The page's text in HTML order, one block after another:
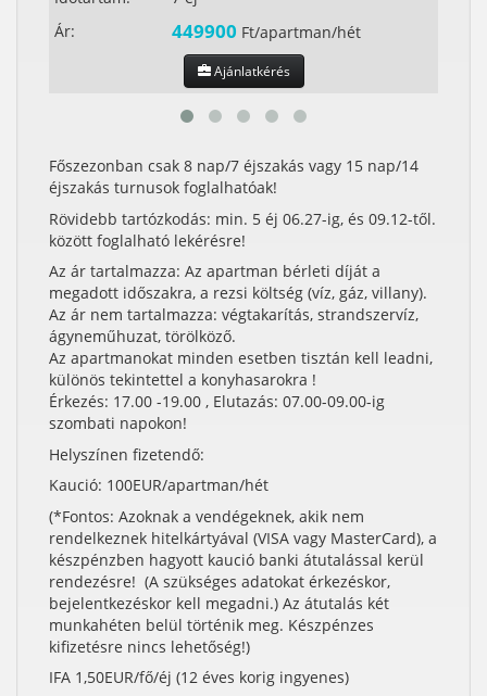
Ár:
449900 Ft/apartman/hét
Ajánlatkérés
Főszezonban csak 8 nap/7 éjszakás vagy 15 nap/14
éjszakás turnusok foglalhatóak!
Rövidebb tartózkodás: min. 5 éj 06.27-ig, és 09.12-től.
között foglalható lekérésre!
Az ár tartalmazza: Az apartman bérleti díját a
megadott időszakra, a rezsi költség (víz, gáz, villany).
Az ár nem tartalmazza: végtakarítás, strandszervíz,
ágyneműhuzat, törölköző.
Az apartmanokat minden esetben tisztán kell leadni,
különös tekintettel a konyhasarokra !
Érkezés: 17.00 -19.00 , Elutazás: 07.00-09.00-ig
szombati napokon!
Helyszínen fizetendő:
Kaució: 100EUR/apartman/hét
(*Fontos: Azoknak a vendégeknek, akik nem
rendelkeznek hitelkártyával (VISA vagy MasterCard), a
készpénzben hagyott kaució banki átutalással kerül
rendezésre! (A szükséges adatokat érkezéskor,
bejelentkezéskor kell megadni.) Az átutalás két
munkahéten belül történik meg. Készpénzes
kifizetésre nincs lehetőség!)
IFA 1,50EUR/fő/éj (12 éves korig ingyenes)